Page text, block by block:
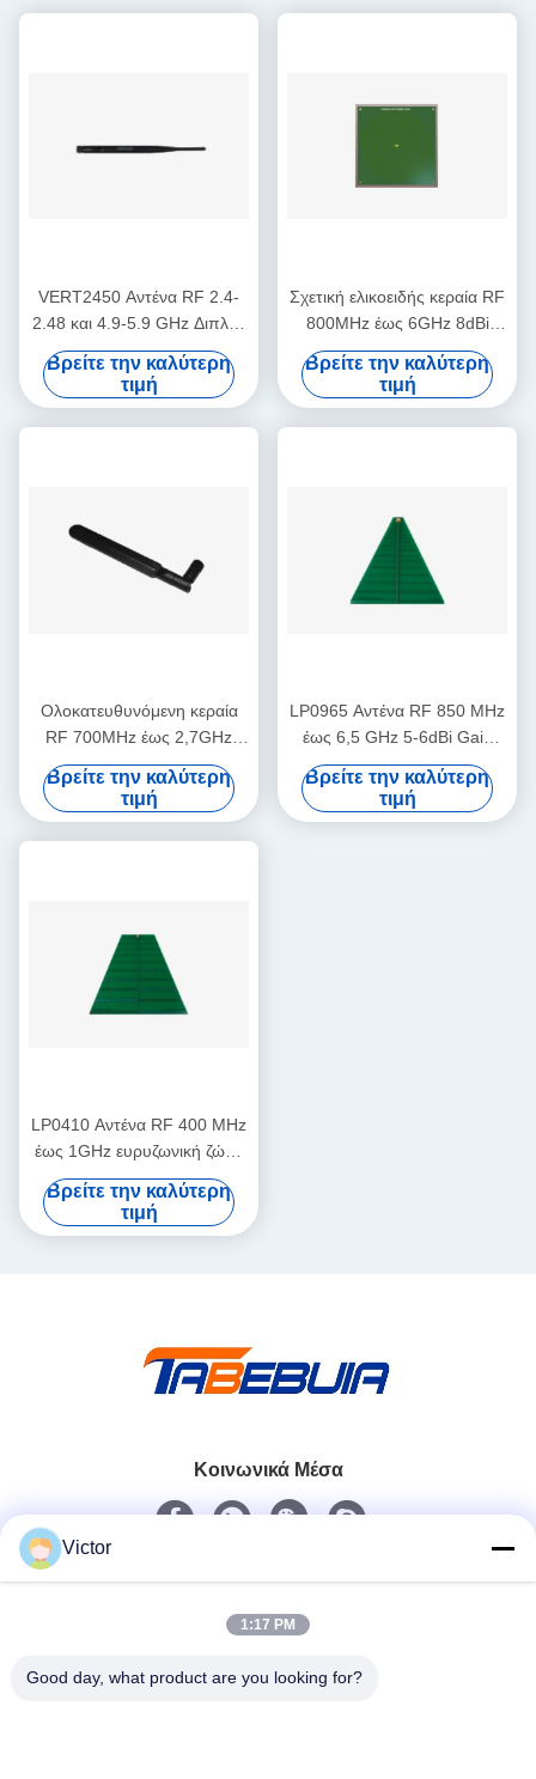
VERT2450 Αντένα RF 2.4-
2.48 και 4.9-5.9 GHz Διπλής
ζώνης 3dBi Gain Vertical
Omni-directional Antenna
Βρείτε την καλύτερη
τιμή
Σχετική ελικοειδής κεραία RF
800MHz έως 6GHz 8dBi
κέρδος
Βρείτε την καλύτερη
τιμή
Ολοκατευθυνόμενη κεραία
RF 700MHz έως 2,7GHz
3dBi κέρδος
Βρείτε την καλύτερη
τιμή
LP0965 Αντένα RF 850 MHz
έως 6,5 GHz 5-6dBi Gain
LP0965 Log Περιοδική
κατευθυντική κεραία PCB
Βρείτε την καλύτερη
τιμή
LP0410 Αντένα RF 400 MHz
έως 1GHz ευρυζωνική ζώνη
5-6dBi κέρδος LP0410 Log
περιοδική κατευθυντική
κεραία PCB
Βρείτε την καλύτερη
τιμή
Κοινωνικά Μέσα
Victor
1:17 PM
Good day, what product are you looking for?